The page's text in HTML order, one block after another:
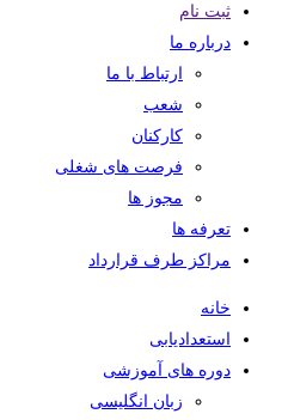
ثبت نام
درباره ما
ارتباط با ما
شعب
کارکنان
فرصت های شغلی
مجوز ها
تعرفه ها
مراکز طرف قرارداد
خانه
استعدادیابی
دوره های آموزشی
زبان انگلیسی